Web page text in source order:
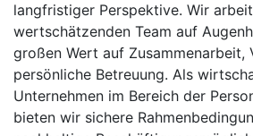
langfristiger Perspektive. Wir
wertschätzenden Team auf
großen Wert auf Zusammenarbeit,
persönliche Betreuung. Als
Unternehmen im Bereich der
bieten wir sichere